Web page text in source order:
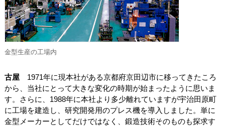
金型生産の工場内
古屋1971年に現本社がある京都府京田辺市に移ってきたころ
から、当社にとって大きな変化の時期が始まったように思いま
す。さらに、1988年に本社より多少離れていますが宇治田原町
に工場を建造し、研究開発用のプレス機を導入しました。単に
金型メーカーとしてだけではなく、鍛造技術そのものも探求す